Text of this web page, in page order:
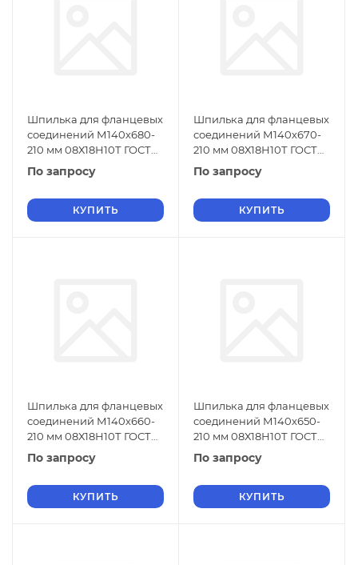
Шпилька для фланцевых
соединений М140х680-
210 мм 08Х18Н10Т ГОСТ
9066-75
По запросу
КУПИТЬ
Шпилька для фланцевых
соединений М140х670-
210 мм 08Х18Н10Т ГОСТ
9066-75
По запросу
КУПИТЬ
Шпилька для фланцевых
соединений М140х660-
210 мм 08Х18Н10Т ГОСТ
9066-75
По запросу
КУПИТЬ
Шпилька для фланцевых
соединений М140х650-
210 мм 08Х18Н10Т ГОСТ
9066-75
По запросу
КУПИТЬ